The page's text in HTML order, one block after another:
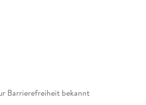
Barrierefreiheit bekannt